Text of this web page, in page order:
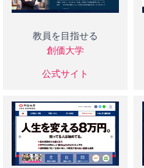
教員を目指せる
創価大学
公式サイト